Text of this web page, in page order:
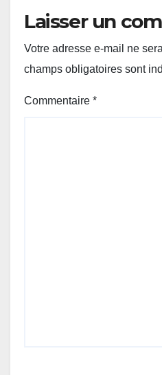
Laisser un
Votre adresse e-mail ne
champs obligatoires sont
Commentaire *